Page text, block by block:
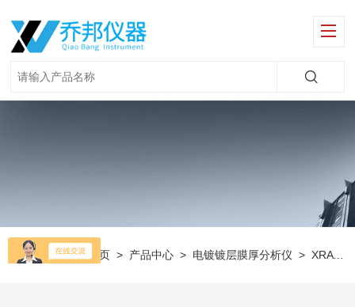
当前位置： 首页 > 产品中心 > 电镀镀层膜厚分析仪 >XRAY金属厚度测试仪